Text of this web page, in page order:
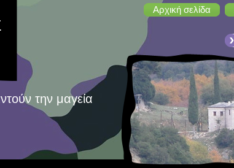
Αρχική σελίδα
την μαγεία